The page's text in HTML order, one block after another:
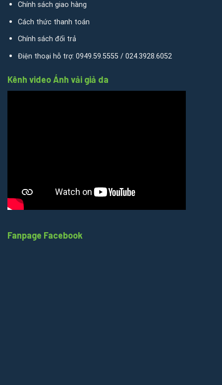
Chính sách giao hàng
Cách thức thanh toán
Chính sách đổi trả
Điện thoại hỗ trợ: 0949.59.5555 / 024.3928.6052
Kênh video Ánh vải giả da
Fanpage Facebook